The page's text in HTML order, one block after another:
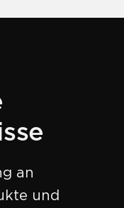
an
und